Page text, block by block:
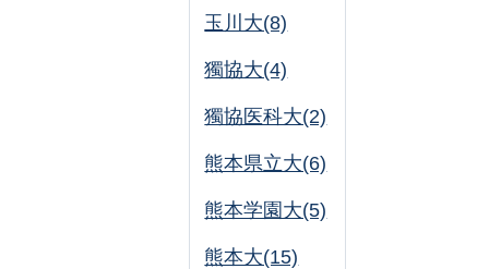
玉川大(8)
獨協大(4)
獨協医科大(2)
熊本県立大(6)
熊本学園大(5)
熊本大(15)